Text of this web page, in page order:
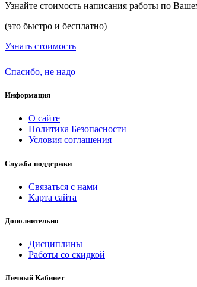
Узнайте стоимость написания работы по
(это быстро и бесплатно)
Узнать стоимость
Спасибо, не надо
Информация
О сайте
Политика Безопасности
Условия соглашения
Служба поддержки
Связаться с нами
Карта сайта
Дополнительно
Дисциплины
Работы со скидкой
Личный Кабинет